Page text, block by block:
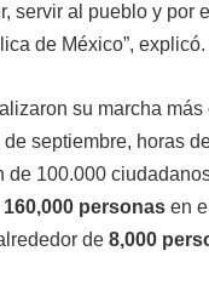
servir al pueblo y
de México”, explicó.
su marcha
septiembre, horas
100.000
160,000 personas en
de 8,000